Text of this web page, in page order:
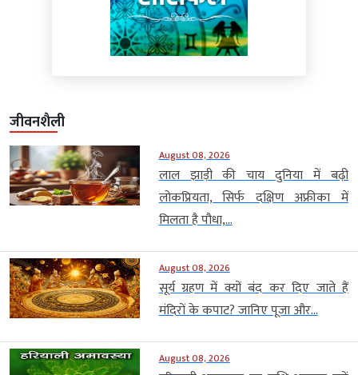
जीवनशैली
August 08, 2026
लाल झाड़ी की चाय दुनिया में बढ़ी
लोकप्रियता, सिर्फ दक्षिण अफ्रीका में
मिलता है पौधा,...
August 08, 2026
सूर्य ग्रहण में क्यों बंद कर दिए जाते हैं
मंदिरों के कपाट? जानिए पूजा और...
August 08, 2026